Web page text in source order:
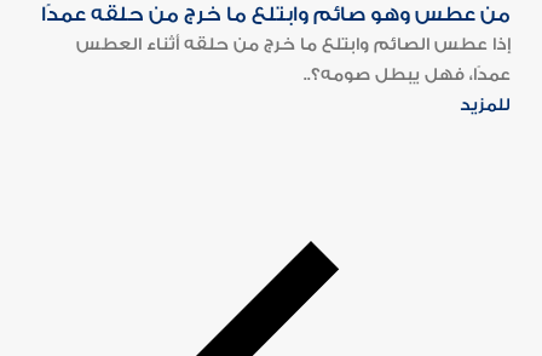
من عطس وهو صائم وابتلع ما خرج من حلقه عمدًا
إذا عطس الصائم وابتلع ما خرج من حلقه أثناء العطس
عمدًا، فهل يبطل صومه؟..
للمزيد